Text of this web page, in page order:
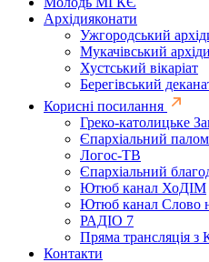
Архідияконати
Ужгородський
Мукачівський
Хустський вікаріат
Берегівський
Корисні посилання
Греко-католицьке
Єпархіальний
Логос-ТВ
Єпархіальний
Ютюб канал ХоДІМ
Ютюб канал Слово
РАДІО 7
Пряма трансляція
Контакти